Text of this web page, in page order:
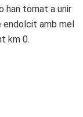
han tornat a unir
amb mel
km 0.